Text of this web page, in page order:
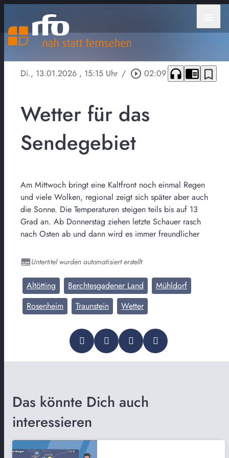
Di., 13.01.2026 , 15:15 Uhr / play_circle_outline 02:09 headphones chrome_reader_mode bookmark_border
Wetter für das
Sendegebiet
Am Mittwoch bringt eine Kaltfront noch einmal Regen
und viele Wolken, regional zeigt sich später aber auch
die Sonne. Die Temperaturen steigen teils bis auf 13
Grad an. Ab Donnerstag ziehen letzte Schauer rasch
nach Osten ab und dann wird es immer freundlicher
Untertitel wurden automatisiert erstellt
Altötting Berchtesgadener Land
Mühldorf
Rosenheim
Traunstein Wetter
Das könnte Dich auch
interessieren